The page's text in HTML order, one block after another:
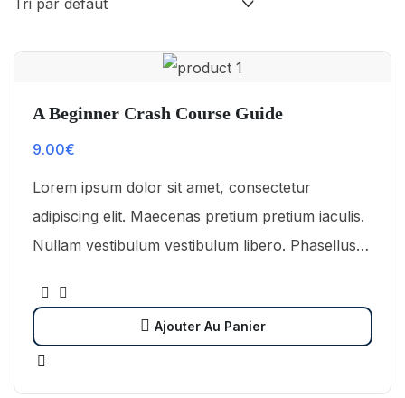
A Beginner Crash Course Guide
9.00€
Lorem ipsum dolor sit amet, consectetur
adipiscing elit. Maecenas pretium pretium iaculis.
Nullam vestibulum vestibulum libero. Phasellus
Ajouter Au Panier